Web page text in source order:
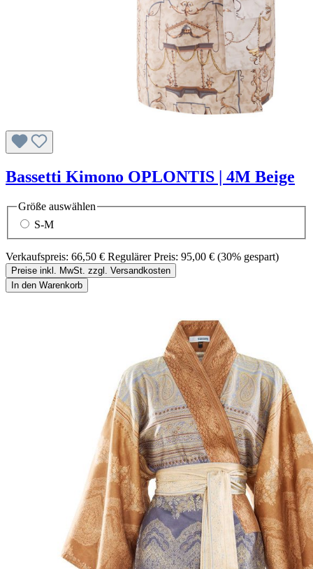
Bassetti Kimono OPLONTIS | 4M Beige
Größe auswählen
S-M
Verkaufspreis: 66,50 € Regulärer Preis: 95,00 € (30% gespart)
Preise inkl. MwSt. zzgl. Versandkosten
In den Warenkorb